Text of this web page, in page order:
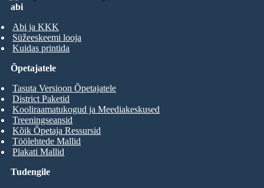
abi
Abi ja KKK
Süžeeskeemi looja
Kuidas printida
Tudengile
Õpetajatele
Tasuta Versioon Õpetajatele
District Paketid
Kooliraamatukogud ja Meediakeskused
Treeningseansid
Kõik Õpetaja Ressursid
Töölehtede Mallid
Plakati Mallid